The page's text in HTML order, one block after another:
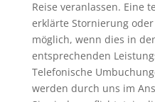
Reise veranlassen. Eine
erklärte Stornierung
möglich, wenn dies in
entsprechenden
Telefonische
werden durch uns im